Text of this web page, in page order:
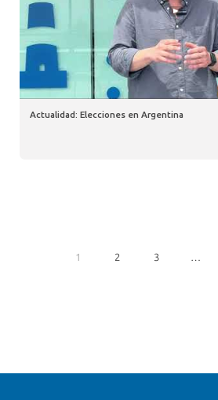
Actualidad: Elecciones en Argentina
1 2 3 …